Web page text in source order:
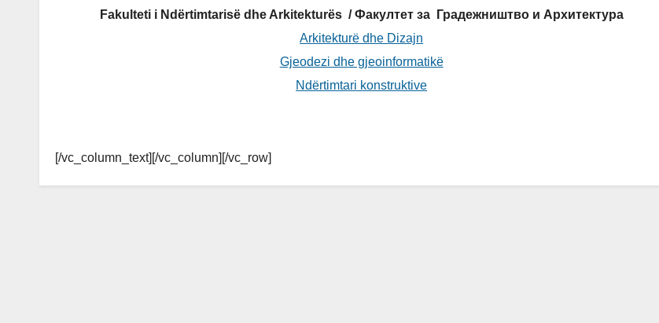
Fakulteti i Ndërtimtarisë dhe Arkitekturës / Факултет за Градежништво и Архитектура
Arkitekturë dhe Dizajn
Gjeodezi dhe gjeoinformatikë
Ndërtimtari konstruktive
[/vc_column_text][/vc_column][/vc_row]